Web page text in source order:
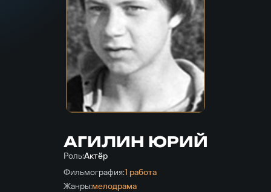
АГИЛИН ЮРИЙ
Роль:Актёр
Фильмография:1 работа
Жанры:мелодрама